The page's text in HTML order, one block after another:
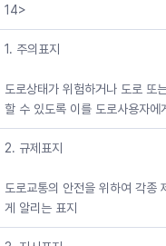
14>
1. 주의표지
도로상태가 위험하거나 도로 또
할 수 있도록 이를 도로사용자에
2. 규제표지
도로교통의 안전을 위하여 각종
게 알리는 표지